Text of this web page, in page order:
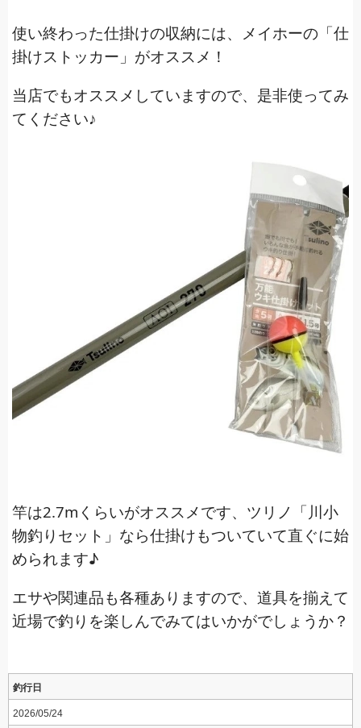
使い終わった仕掛けの収納には、メイホーの「仕
掛けストッカー」がオススメ！
当店でもオススメしていますので、是非使ってみ
てください♪
竿は2.7mくらいがオススメです、ツリノ「川小
物釣りセット」なら仕掛けもついていて直ぐに始
められます♪
エサや関連品も各種ありますので、道具を揃えて
近場で釣りを楽しんでみてはいかがでしょうか？
釣行日
2026/05/24